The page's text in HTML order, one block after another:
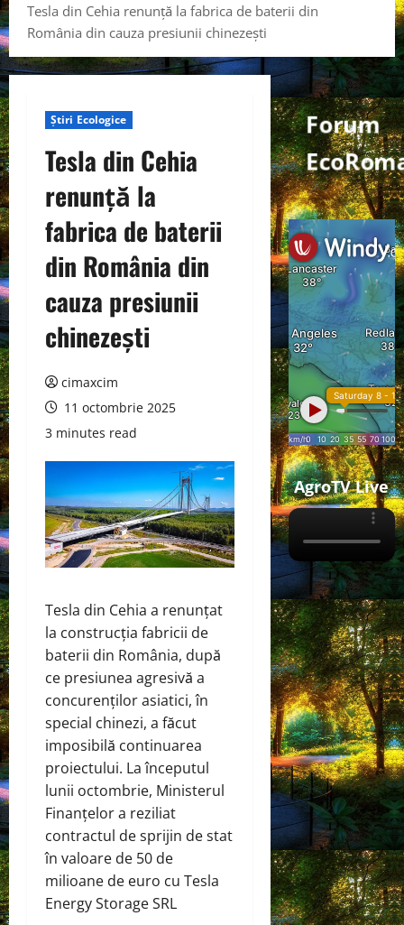
Tesla din Cehia renunță la fabrica de baterii din
România din cauza presiunii chinezești
Știri Ecologice
Tesla din Cehia
renunță la
fabrica de baterii
din România din
cauza presiunii
chinezești
cimaxcim
11 octombrie 2025
3 minutes read
Tesla din Cehia a renunțat
la construcția fabricii de
baterii din România, după
ce presiunea agresivă a
concurenților asiatici, în
special chinezi, a făcut
imposibilă continuarea
proiectului. La începutul
lunii octombrie, Ministerul
Finanțelor a reziliat
contractul de sprijin de stat
în valoare de 50 de
milioane de euro cu Tesla
Energy Storage SRL
Forum
AgroTV Live